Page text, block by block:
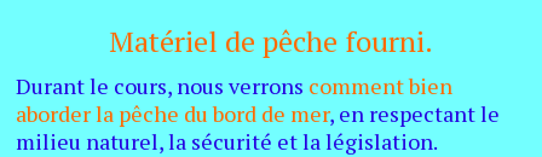
Matériel de pêche fourni.
Durant le cours, nous verrons comment bien
aborder la pêche du bord de mer, en respectant le
milieu naturel, la sécurité et la législation.